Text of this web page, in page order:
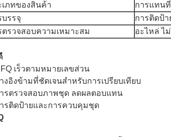
เภทของสินค้า
การแทน
บรรจุ
การติดป้า
ตรวจสอบความเหมาะสม
อะไหล่ ไ
เร็วตามหมายเลขส่วน
งอิงข้ามที่ชัดเจนสําหรับการเปรียบเทียบ
รตรวจสอบภาพชุด ลดผลตอบแทน
รติดป้ายและการควบคุมชุด